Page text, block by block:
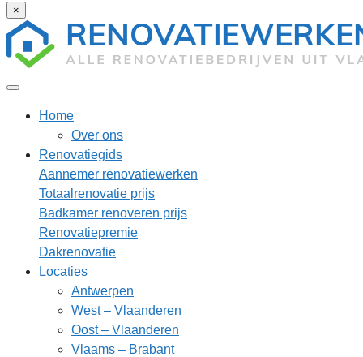
×
Home
Over ons
Renovatiegids
Aannemer renovatiewerken
Totaalrenovatie prijs
Badkamer renoveren prijs
Renovatiepremie
Dakrenovatie
Locaties
Antwerpen
West – Vlaanderen
Oost – Vlaanderen
Vlaams – Brabant